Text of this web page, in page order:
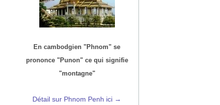
En cambodgien "Phnom" se
prononce "Punon" ce qui signifie
"montagne"
Détail sur Phnom Penh ici →